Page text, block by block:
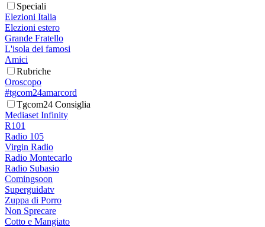
Speciali
Elezioni Italia
Elezioni estero
Grande Fratello
L'isola dei famosi
Amici
Rubriche
Oroscopo
#tgcom24amarcord
Tgcom24 Consiglia
Mediaset Infinity
R101
Radio 105
Virgin Radio
Radio Montecarlo
Radio Subasio
Comingsoon
Superguidatv
Zuppa di Porro
Non Sprecare
Cotto e Mangiato